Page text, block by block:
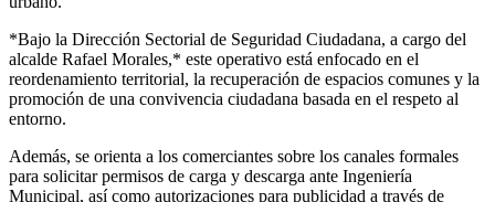
*Bajo la Dirección Sectorial de Seguridad Ciudadana, a cargo del
alcalde Rafael Morales,* este operativo está enfocado en el
reordenamiento territorial, la recuperación de espacios comunes y la
promoción de una convivencia ciudadana basada en el respeto al
entorno.
Además, se orienta a los comerciantes sobre los canales formales
para solicitar permisos de carga y descarga ante Ingeniería
Municipal, así como autorizaciones para publicidad a través de